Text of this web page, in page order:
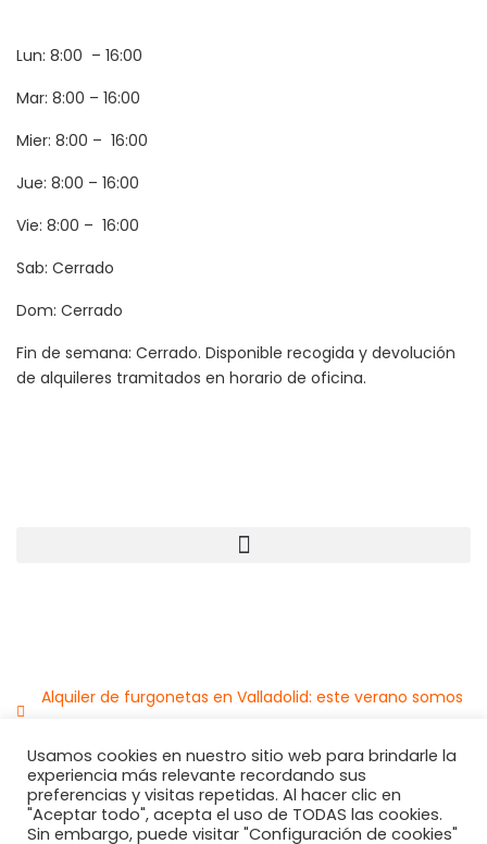
Lun: 8:00 – 16:00
Mar: 8:00 – 16:00
Mier: 8:00 – 16:00
Jue: 8:00 – 16:00
Vie: 8:00 – 16:00
Sab: Cerrado
Dom: Cerrado
Fin de semana: Cerrado. Disponible recogida y devolución
de alquileres tramitados en horario de oficina.
Alquiler de furgonetas en Valladolid: este verano somos
Euroalquila® 2026
Usamos cookies en nuestro sitio web para brindarle la
experiencia más relevante recordando sus
preferencias y visitas repetidas. Al hacer clic en
"Aceptar todo", acepta el uso de TODAS las cookies.
Sin embargo, puede visitar "Configuración de cookies"